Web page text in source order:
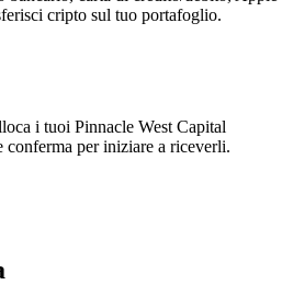
cripto sul tuo portafoglio.
i tuoi Pinnacle West Capital
per iniziare a riceverli.